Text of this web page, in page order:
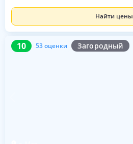
Найти цены
10 53 оценки Загородный
10 53 оценки